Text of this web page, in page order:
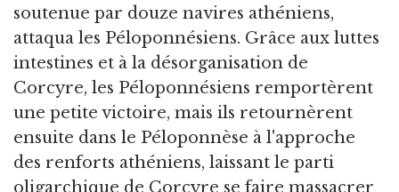
soutenue par douze navires athéniens,
attaqua les Péloponnésiens. Grâce aux luttes
intestines et à la désorganisation de
Corcyre, les Péloponnésiens remportèrent
une petite victoire, mais ils retournèrent
ensuite dans le Péloponnèse à l'approche
des renforts athéniens, laissant le parti
oligarchique de Corcyre se faire massacrer